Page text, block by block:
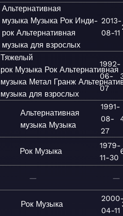
Альтернативная
музыка Музыка Рок Инди-
рок Альтернативная
музыка для взрослых
2013-
08-11
Тяжелый
рок Музыка Рок Альтернативная
музыка Метал Гранж
музыка для взрослых
1992-
06-
07
Альтернативная
музыка Музыка
1991-
08-
27
Рок Музыка
1979-
11-30
— —
Рок Музыка
2000-
04-11